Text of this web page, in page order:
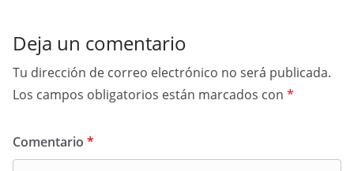
Deja un comentario
Tu dirección de correo electrónico no será publicada.
Los campos obligatorios están marcados con *
Comentario *